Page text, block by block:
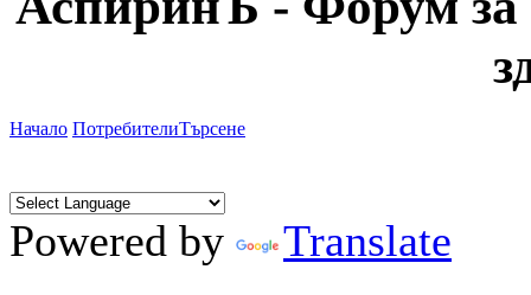
Начало ПотребителиТърсене
Powered by Translate